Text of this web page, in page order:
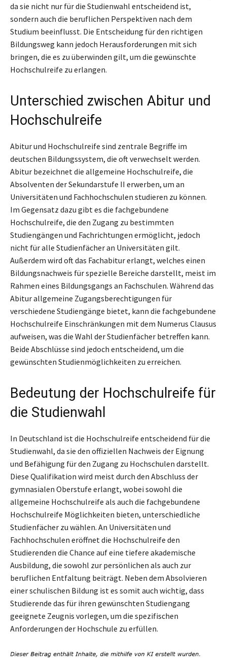
da sie nicht nur für die Studienwahl entscheidend ist,
sondern auch die beruflichen Perspektiven nach dem
Studium beeinflusst. Die Entscheidung für den richtigen
Bildungsweg kann jedoch Herausforderungen mit sich
bringen, die es zu überwinden gilt, um die gewünschte
Hochschulreife zu erlangen.
Unterschied zwischen Abitur und
Hochschulreife
Abitur und Hochschulreife sind zentrale Begriffe im
deutschen Bildungssystem, die oft verwechselt werden.
Abitur bezeichnet die allgemeine Hochschulreife, die
Absolventen der Sekundarstufe II erwerben, um an
Universitäten und Fachhochschulen studieren zu können.
Im Gegensatz dazu gibt es die fachgebundene
Hochschulreife, die den Zugang zu bestimmten
Studiengängen und Fachrichtungen ermöglicht, jedoch
nicht für alle Studienfächer an Universitäten gilt.
Außerdem wird oft das Fachabitur erlangt, welches einen
Bildungsnachweis für spezielle Bereiche darstellt, meist im
Rahmen eines Bildungsgangs an Fachschulen. Während das
Abitur allgemeine Zugangsberechtigungen für
verschiedene Studiengänge bietet, kann die fachgebundene
Hochschulreife Einschränkungen mit dem Numerus Clausus
aufweisen, was die Wahl der Studienfächer betreffen kann.
Beide Abschlüsse sind jedoch entscheidend, um die
gewünschten Studienmöglichkeiten zu erreichen.
Bedeutung der Hochschulreife für
die Studienwahl
In Deutschland ist die Hochschulreife entscheidend für die
Studienwahl, da sie den offiziellen Nachweis der Eignung
und Befähigung für den Zugang zu Hochschulen darstellt.
Diese Qualifikation wird meist durch den Abschluss der
gymnasialen Oberstufe erlangt, wobei sowohl die
allgemeine Hochschulreife als auch die fachgebundene
Hochschulreife Möglichkeiten bieten, unterschiedliche
Studienfächer zu wählen. An Universitäten und
Fachhochschulen eröffnet die Hochschulreife den
Studierenden die Chance auf eine tiefere akademische
Ausbildung, die sowohl zur persönlichen als auch zur
beruflichen Entfaltung beiträgt. Neben dem Absolvieren
einer schulischen Bildung ist es somit auch wichtig, dass
Studierende das für ihren gewünschten Studiengang
geeignete Zeugnis vorlegen, um die spezifischen
Anforderungen der Hochschule zu erfüllen.